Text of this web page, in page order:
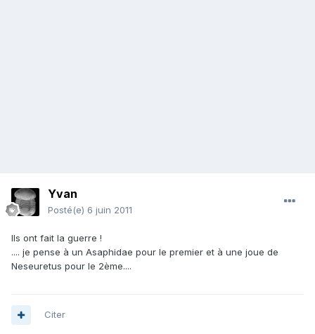
Yvan
Posté(e) 6 juin 2011
Ils ont fait la guerre !
.... je pense à un Asaphidae pour le premier et à une joue de
Neseuretus pour le 2ème....
Citer